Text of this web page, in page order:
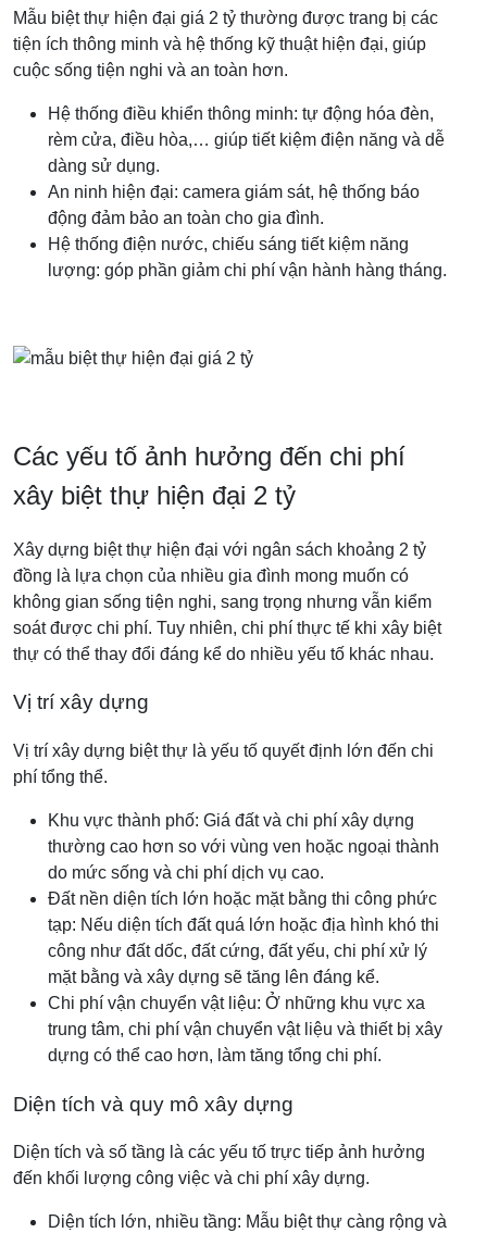
Mẫu biệt thự hiện đại giá 2 tỷ thường được trang bị các
tiện ích thông minh và hệ thống kỹ thuật hiện đại, giúp
cuộc sống tiện nghi và an toàn hơn.
Hệ thống điều khiển thông minh: tự động hóa đèn,
rèm cửa, điều hòa,… giúp tiết kiệm điện năng và dễ
dàng sử dụng.
An ninh hiện đại: camera giám sát, hệ thống báo
động đảm bảo an toàn cho gia đình.
Hệ thống điện nước, chiếu sáng tiết kiệm năng
lượng: góp phần giảm chi phí vận hành hàng tháng.
Các yếu tố ảnh hưởng đến chi phí
xây biệt thự hiện đại 2 tỷ
Xây dựng biệt thự hiện đại với ngân sách khoảng 2 tỷ
đồng là lựa chọn của nhiều gia đình mong muốn có
không gian sống tiện nghi, sang trọng nhưng vẫn kiểm
soát được chi phí. Tuy nhiên, chi phí thực tế khi xây biệt
thự có thể thay đổi đáng kể do nhiều yếu tố khác nhau.
Vị trí xây dựng
Vị trí xây dựng biệt thự là yếu tố quyết định lớn đến chi
phí tổng thể.
Khu vực thành phố: Giá đất và chi phí xây dựng
thường cao hơn so với vùng ven hoặc ngoại thành
do mức sống và chi phí dịch vụ cao.
Đất nền diện tích lớn hoặc mặt bằng thi công phức
tạp: Nếu diện tích đất quá lớn hoặc địa hình khó thi
công như đất dốc, đất cứng, đất yếu, chi phí xử lý
mặt bằng và xây dựng sẽ tăng lên đáng kể.
Chi phí vận chuyển vật liệu: Ở những khu vực xa
trung tâm, chi phí vận chuyển vật liệu và thiết bị xây
dựng có thể cao hơn, làm tăng tổng chi phí.
Diện tích và quy mô xây dựng
Diện tích và số tầng là các yếu tố trực tiếp ảnh hưởng
đến khối lượng công việc và chi phí xây dựng.
Diện tích lớn, nhiều tầng: Mẫu biệt thự càng rộng và